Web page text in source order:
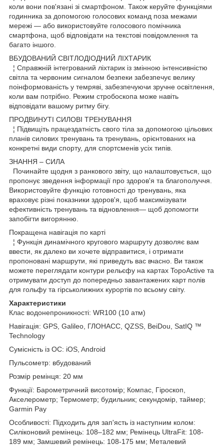
коли вони пов'язані зі смартфоном. Також керуйте функціями
годинника за допомогою голосових команд поза межами
мережі — або використовуйте голосового помічника
смартфона, щоб відповідати на текстові повідомлення та
багато іншого.
ВБУДОВАНИЙ СВІТЛОДІОДНИЙ ЛІХТАРИК
¦ Справжній інтегрований ліхтарик із змінною інтенсивністю
світла та червоним сигналом безпеки забезпечує велику
поінформованість у темряві, забезпечуючи зручне освітлення,
коли вам потрібно. Режим стробоскопа може навіть
відповідати вашому ритму бігу.
ПРОДВИНУТІ СИЛОВІ ТРЕНУВАННЯ
¦ Підвищіть працездатність свого тіла за допомогою цільових
планів силових тренувань та тренувань, орієнтованих на
конкретні види спорту, для спортсменів усіх типів.
ЗНАННЯ – СИЛА
Починайте щодня з ранкового звіту, що налаштовується, що
пропонує зведення інформації про здоров'я та благополуччя.
Використовуйте функцію готовності до тренувань, яка
враховує різні показники здоров'я, щоб максимізувати
ефективність тренувань та відновлення— щоб допомогти
запобігти вигорянню.
Покращена навігація по карті
¦ Функція динамічного кругового маршруту дозволяє вам
ввести, як далеко ви хочете відправитися, і отримати
пропоновані маршрути, які приведуть вас вчасно. Ви також
можете переглядати контури рельєфу на картах TopoActive та
отримувати доступ до попередньо завантажених карт полів
для гольфу та гірськолижних курортів по всьому світу.
Характеристики
Клас водонепроникності: WR100 (10 атм)
Навігація: GPS, Galileo, ГЛОНАСС, QZSS, BeiDou, SatIQ ™
Technology
Сумісність із ОС: iOS, Android
Пульсометр: вбудований
Розмір ремінця: 20 мм
Функції: Барометричний висотомір; Компас, Гіроскоп,
Акселерометр; Термометр; будильник; секундомір, таймер;
Garmin Pay
Особливості: Підходить для зап'ясть із наступним колом:
Силіконовий ремінець: 108–182 мм; Ремінець UltraFit: 108-
189 мм; Замшевий ремінець: 108-175 мм; Металевий